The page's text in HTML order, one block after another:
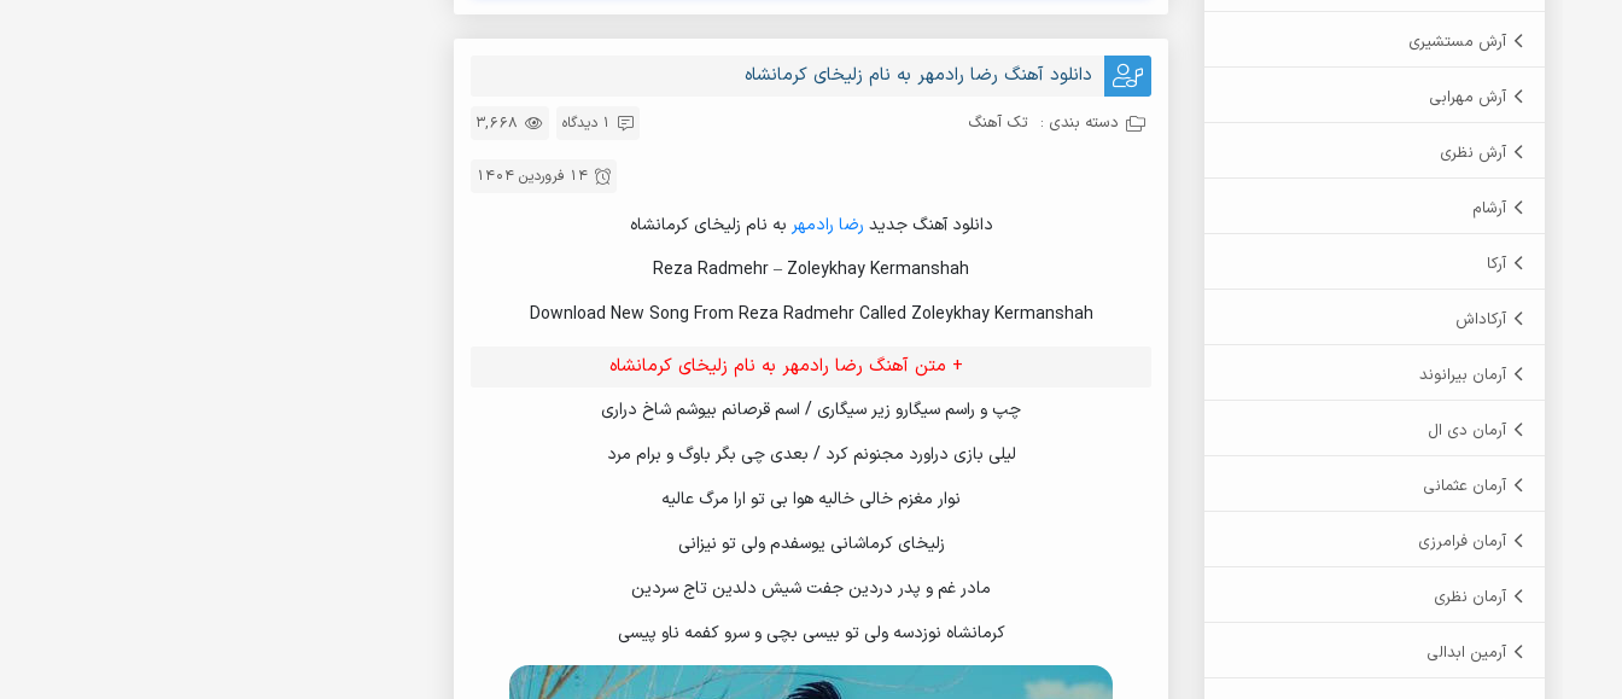
آرش مستشیری
آرش مهرابی
آرش نظری
آرشام
آرکا
آرکاداش
آرمان بیرانوند
آرمان دی ال
آرمان عثمانی
آرمان فرامرزی
آرمان نظری
آرمین ابدالی
دانلود آهنگ رضا رادمهر به نام زلیخای کرمانشاه
دسته بندی : تک آهنگ 3,668 1 دیدگاه
14 فروردین 1404
دانلود آهنگ جدید رضا رادمهر به نام زلیخای کرمانشاه
Reza Radmehr – Zoleykhay Kermanshah
Download New Song From Reza Radmehr Called Zoleykhay Kermanshah
+ متن آهنگ رضا رادمهر به نام زلیخای کرمانشاه
چپ و راسم سیگارو زیر سیگاری / اسم قرصانم بیوشم شاخ دراری
لیلی بازی دراورد مجنونم کرد / بعدی چی بگر باوگ و برام مرد
نوار مغزم خالی خالیه هوا بی تو ارا مرگ عالیه
زلیخای کرماشانی یوسفدم ولی تو نیزانی
مادر غم و پدر دردین جفت شیش دلدین تاج سردین
کرمانشاه نوزدسه ولی تو بیسی بچی و سرو کفمه ناو پیسی